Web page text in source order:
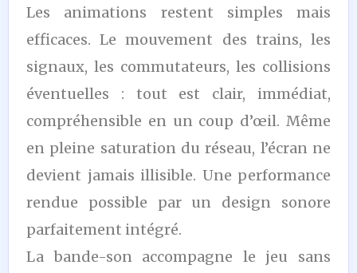
Les animations restent simples mais
efficaces. Le mouvement des trains, les
signaux, les commutateurs, les collisions
éventuelles : tout est clair, immédiat,
compréhensible en un coup d’œil. Même
en pleine saturation du réseau, l’écran ne
devient jamais illisible. Une performance
rendue possible par un design sonore
parfaitement intégré.
La bande-son accompagne le jeu sans